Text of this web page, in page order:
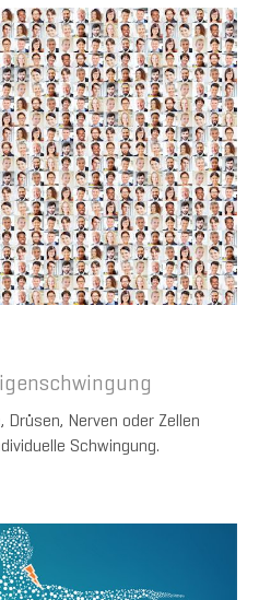
Drüsen, Nerven oder Zellen
Schwingung.